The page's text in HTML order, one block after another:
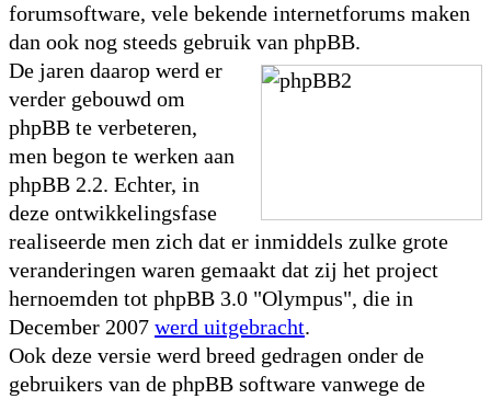
forumsoftware, vele bekende internetforums maken
dan ook nog steeds gebruik van phpBB.
De jaren daarop werd er
verder gebouwd om
phpBB te verbeteren,
men begon te werken aan
phpBB 2.2. Echter, in
deze ontwikkelingsfase
realiseerde men zich dat er inmiddels zulke grote
veranderingen waren gemaakt dat zij het project
hernoemden tot phpBB 3.0 "Olympus", die in
December 2007 werd uitgebracht.
Ook deze versie werd breed gedragen onder de
gebruikers van de phpBB software vanwege de